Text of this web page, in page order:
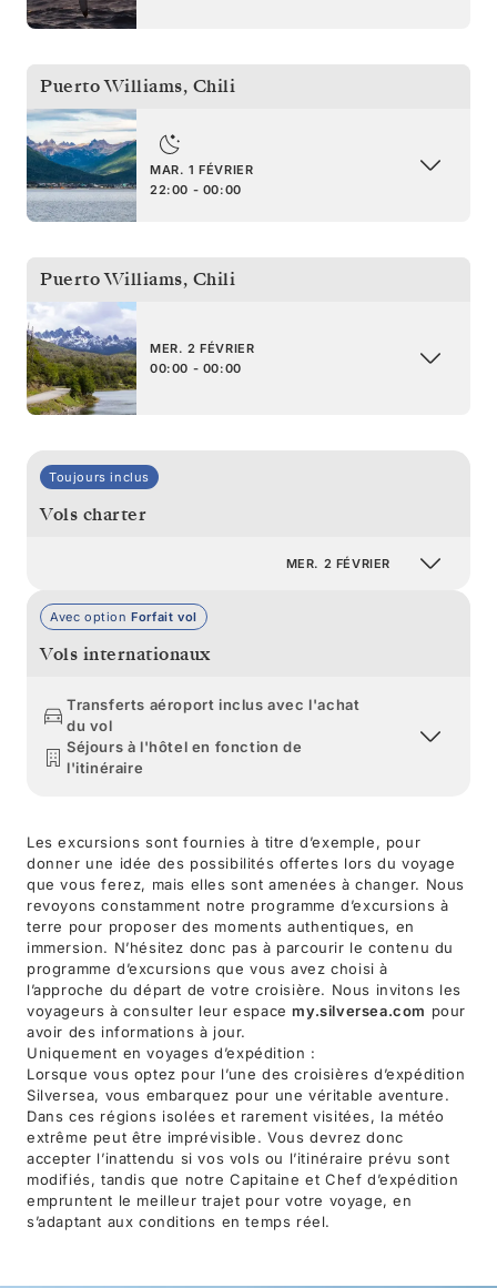
Puerto Williams, Chili
MAR. 1 FÉVRIER
22:00 - 00:00
Puerto Williams, Chili
MER. 2 FÉVRIER
00:00 - 00:00
Toujours inclus
Vols charter
MER. 2 FÉVRIER
Avec option Forfait vol
Vols internationaux
Transferts aéroport inclus avec l'achat
du vol
Séjours à l'hôtel en fonction de
l'itinéraire
Les excursions sont fournies à titre d’exemple, pour
donner une idée des possibilités offertes lors du voyage
que vous ferez, mais elles sont amenées à changer. Nous
revoyons constamment notre programme d’excursions à
terre pour proposer des moments authentiques, en
immersion. N’hésitez donc pas à parcourir le contenu du
programme d’excursions que vous avez choisi à
l’approche du départ de votre croisière. Nous invitons les
voyageurs à consulter leur espacemy.silversea.com pour
avoir des informations à jour.
Uniquement en voyages d’expédition :
Lorsque vous optez pour l’une des croisières d’expédition
Silversea, vous embarquez pour une véritable aventure.
Dans ces régions isolées et rarement visitées, la météo
extrême peut être imprévisible. Vous devrez donc
accepter l’inattendu si vos vols ou l’itinéraire prévu sont
modifiés, tandis que notre Capitaine et Chef d’expédition
empruntent le meilleur trajet pour votre voyage, en
s’adaptant aux conditions en temps réel.